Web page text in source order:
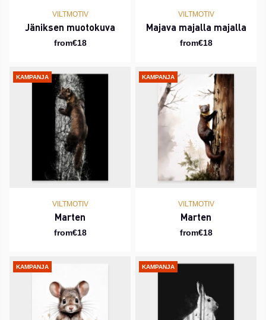
VILTMOTIV
Jäniksen muotokuva
from€18
VILTMOTIV
Majava majalla majalla
from€18
KAMPANJA
VILTMOTIV
Marten
from€18
KAMPANJA
VILTMOTIV
Marten
from€18
KAMPANJA KAMPANJA